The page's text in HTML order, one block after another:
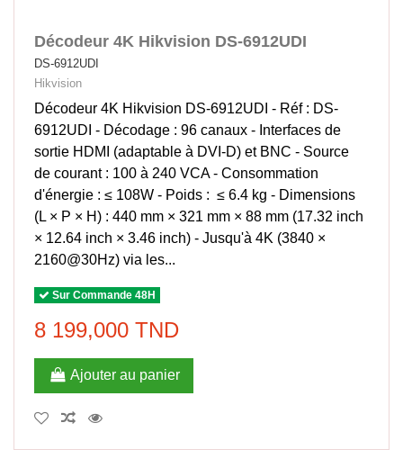
Décodeur 4K Hikvision DS-6912UDI
DS-6912UDI
Hikvision
Décodeur 4K Hikvision DS-6912UDI - Réf : DS-
6912UDI - Décodage : 96 canaux - Interfaces de
sortie HDMI (adaptable à DVI-D) et BNC - Source
de courant : 100 à 240 VCA - Consommation
d'énergie : ≤ 108W - Poids : ≤ 6.4 kg - Dimensions
(L × P × H) : 440 mm × 321 mm × 88 mm (17.32 inch
× 12.64 inch × 3.46 inch) - Jusqu'à 4K (3840 ×
2160@30Hz) via les...
Sur Commande 48H
8 199,000 TND
Ajouter au panier